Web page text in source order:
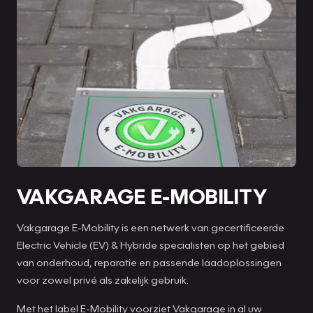
VAKGARAGE E-MOBILITY
Vakgarage E-Mobility is een netwerk van gecertificeerde
Electric Vehicle (EV) & Hybride specialisten op het gebied
van onderhoud, reparatie en passende laadoplossingen
voor zowel privé als zakelijk gebruik.
Met het label E-Mobility voorziet Vakgarage in al uw